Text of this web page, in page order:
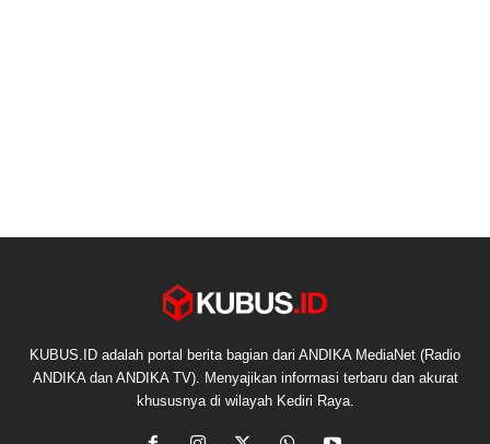
KUBUS.ID adalah portal berita bagian dari ANDIKA MediaNet (Radio
ANDIKA dan ANDIKA TV). Menyajikan informasi terbaru dan akurat
khususnya di wilayah Kediri Raya.